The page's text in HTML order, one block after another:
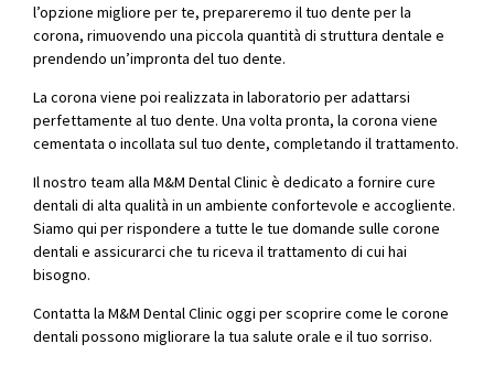
l’opzione migliore per te, prepareremo il tuo dente per la
corona, rimuovendo una piccola quantità di struttura dentale e
prendendo un’impronta del tuo dente.
La corona viene poi realizzata in laboratorio per adattarsi
perfettamente al tuo dente. Una volta pronta, la corona viene
cementata o incollata sul tuo dente, completando il trattamento.
Il nostro team alla M&M Dental Clinic è dedicato a fornire cure
dentali di alta qualità in un ambiente confortevole e accogliente.
Siamo qui per rispondere a tutte le tue domande sulle corone
dentali e assicurarci che tu riceva il trattamento di cui hai
bisogno.
Contatta la M&M Dental Clinic oggi per scoprire come le corone
dentali possono migliorare la tua salute orale e il tuo sorriso.